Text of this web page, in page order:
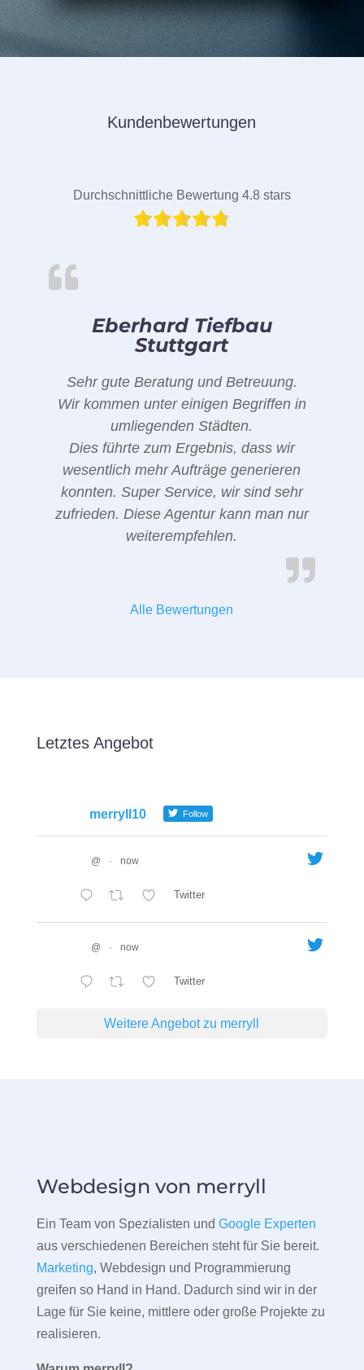
Kundenbewertungen
Durchschnittliche Bewertung 4.8 stars
Eberhard Tiefbau
Stuttgart
Sehr gute Beratung und Betreuung.
Wir kommen unter einigen Begriffen in
umliegenden Städten.
Dies führte zum Ergebnis, dass wir
wesentlich mehr Aufträge generieren
konnten. Super Service, wir sind sehr
zufrieden. Diese Agentur kann man nur
weiterempfehlen.
Alle Bewertungen
Letztes Angebot
merryll10 Follow
@ · now
Twitter
@ · now
Twitter
Weitere Angebot zu merryll
Webdesign von merryll
Ein Team von Spezialisten und Google Experten
aus verschiedenen Bereichen steht für Sie bereit.
Marketing, Webdesign und Programmierung
greifen so Hand in Hand. Dadurch sind wir in der
Lage für Sie keine, mittlere oder große Projekte zu
realisieren.